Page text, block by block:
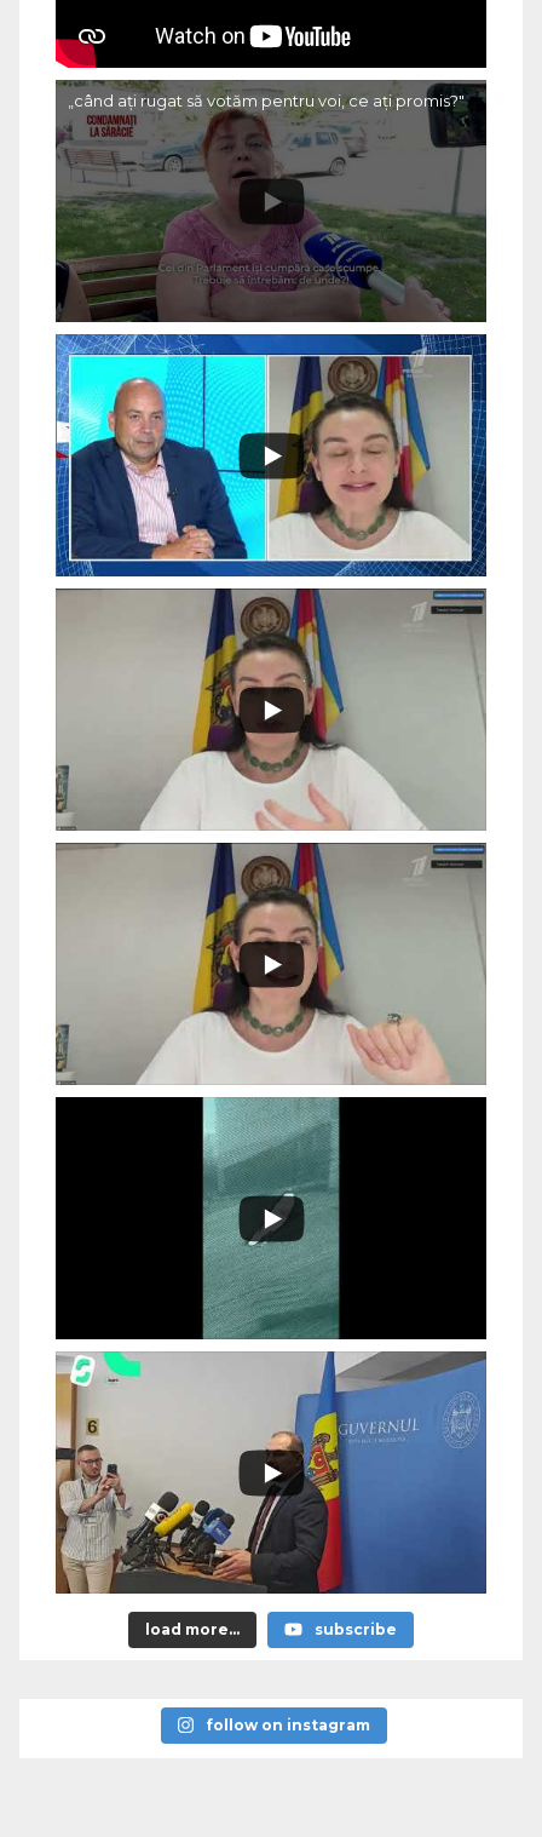
„când ați rugat să votăm pentru voi, ce ați promis?"
load more... subscribe
follow on instagram